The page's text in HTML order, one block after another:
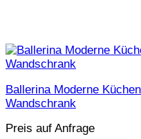
Ballerina Moderne
Wandschrank
Preis auf Anfrage